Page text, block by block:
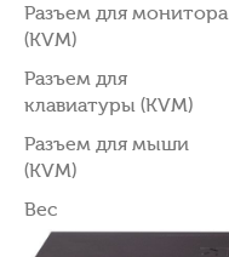
Разъем для монитора
(KVM)
Разъем для
клавиатуры (KVM)
Разъем для мыши
(KVM)
Вес